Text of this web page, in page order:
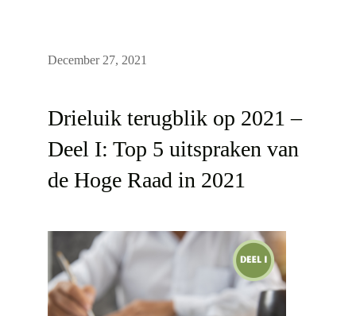
December 27, 2021
Drieluik terugblik op 2021 –
Deel I: Top 5 uitspraken van
de Hoge Raad in 2021